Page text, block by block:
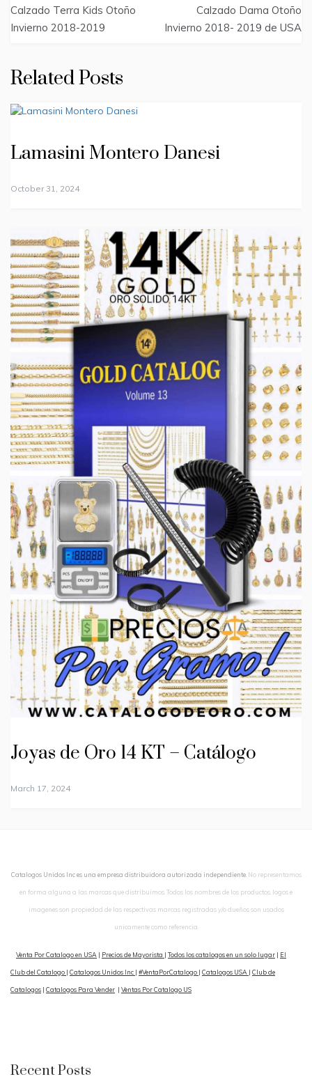
navigation
Calzado Terra Kids Otoño
Invierno 2018-2019
Calzado Dama Otoño
Invierno 2018- 2019 de USA
Related Posts
Lamasini Montero Danesi
October 31, 2024
Joyas de Oro 14 KT – Catálogo
March 17, 2024
Catalogos Unidos Inc es una empresa distribuidora autorizada independiente. No representamos
en forma alguna a las marcas que distribuimos. Todos los nombres de los productos, logos e
imagenes son propiedad de las respectivas marcas registradas y/o dueños son usados
unicamente como referencia.
Venta Por Catalogo en USA | Precios de Mayorista | Todos los catalogos en un solo lugar | El
Club del Catalogo | Catalogos Unidos Inc | #VentaPorCatalogo | Catalogos USA | Club de
Catalogos | Catalogos Para Vender | Ventas Por Catalogo US
Recent Posts